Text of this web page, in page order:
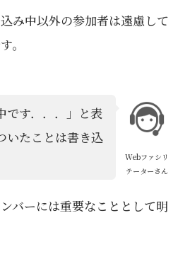
み中以外の参加者は遠慮して
。
Webファシリ
テーターさん
です．．．」と表
いたことは書き込
バーには重要なこととして明